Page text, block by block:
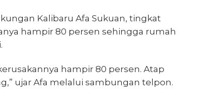
Kalibaru Afa Sukuan, tingkat
hampir 80 persen sehingga rumah
hampir 80 persen. Atap
ujar Afa melalui sambungan telpon.